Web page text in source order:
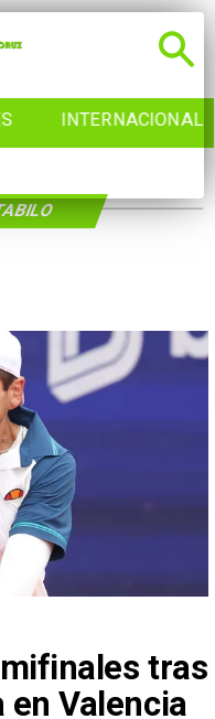
INTERNACIONAL
tras
Valencia